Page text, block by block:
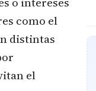
como el
distintas
el